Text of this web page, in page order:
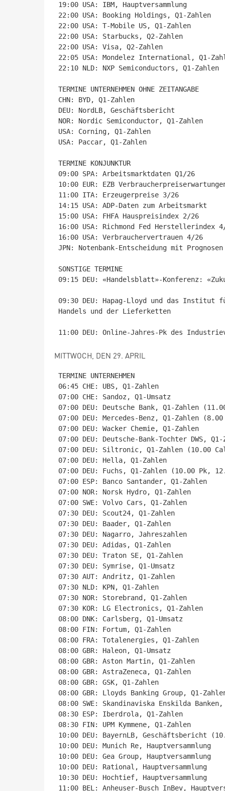
19:00 USA: IBM, Hauptversammlung
22:00 USA: Booking Holdings, Q1-Zahlen
22:00 USA: T-Mobile US, Q1-Zahlen
22:00 USA: Starbucks, Q2-Zahlen
22:00 USA: Visa, Q2-Zahlen
22:05 USA: Mondelez International, Q1-
22:10 NLD: NXP Semiconductors, Q1-Zahlen
TERMINE UNTERNEHMEN OHNE ZEITANGABE
CHN: BYD, Q1-Zahlen
DEU: NordLB, Geschäftsbericht
NOR: Nordic Semiconductor, Q1-Zahlen
USA: Corning, Q1-Zahlen
USA: Paccar, Q1-Zahlen
TERMINE KONJUNKTUR
09:00 SPA: Arbeitsmarktdaten Q1/26
10:00 EUR: EZB
11:00 ITA: Erzeugerpreise 3/26
14:15 USA: ADP-Daten zum Arbeitsmarkt
15:00 USA: FHFA Hauspreisindex 2/26
16:00 USA: Richmond Fed Herstellerindex
16:00 USA: Verbrauchervertrauen 4/26
JPN: Notenbank-Entscheidung mit
SONSTIGE TERMINE
09:15 DEU: «Handelsblatt»-Konferenz:
09:30 DEU: Hapag-Lloyd und das
Handels und der Lieferketten
MITTWOCH, DEN 29. APRIL
TERMINE UNTERNEHMEN
06:45 CHE: UBS, Q1-Zahlen
07:00 CHE: Sandoz, Q1-Umsatz
07:00 DEU: Deutsche Bank, Q1-Zahlen
07:00 DEU: Mercedes-Benz, Q1-Zahlen
07:00 DEU: Wacker Chemie, Q1-Zahlen
07:00 DEU: Deutsche-Bank-Tochter DWS, Q1-
07:00 DEU: Siltronic, Q1-Zahlen (10.00
07:00 DEU: Hella, Q1-Zahlen
07:00 DEU: Fuchs, Q1-Zahlen (10.00 Pk,
07:00 ESP: Banco Santander, Q1-Zahlen
07:00 NOR: Norsk Hydro, Q1-Zahlen
07:00 SWE: Volvo Cars, Q1-Zahlen
07:30 DEU: Scout24, Q1-Zahlen
07:30 DEU: Baader, Q1-Zahlen
07:30 DEU: Nagarro, Jahreszahlen
07:30 DEU: Adidas, Q1-Zahlen
07:30 DEU: Traton SE, Q1-Zahlen
07:30 DEU: Symrise, Q1-Umsatz
07:30 AUT: Andritz, Q1-Zahlen
07:30 NLD: KPN, Q1-Zahlen
07:30 NOR: Storebrand, Q1-Zahlen
07:30 KOR: LG Electronics, Q1-Zahlen
08:00 DNK: Carlsberg, Q1-Umsatz
08:00 FIN: Fortum, Q1-Zahlen
08:00 FRA: Totalenergies, Q1-Zahlen
08:00 GBR: Haleon, Q1-Umsatz
08:00 GBR: Aston Martin, Q1-Zahlen
08:00 GBR: AstraZeneca, Q1-Zahlen
08:00 GBR: GSK, Q1-Zahlen
08:00 GBR: Lloyds Banking Group, Q1-
08:00 SWE: Skandinaviska Enskilda Banken,
08:30 ESP: Iberdrola, Q1-Zahlen
08:30 FIN: UPM Kymmene, Q1-Zahlen
10:00 DEU: BayernLB, Geschäftsbericht
10:00 DEU: Munich Re, Hauptversammlung
10:00 DEU: Gea Group, Hauptversammlung
10:00 DEU: Rational, Hauptversammlung
10:30 DEU: Hochtief, Hauptversammlung
11:00 BEL: Anheuser-Busch InBev,